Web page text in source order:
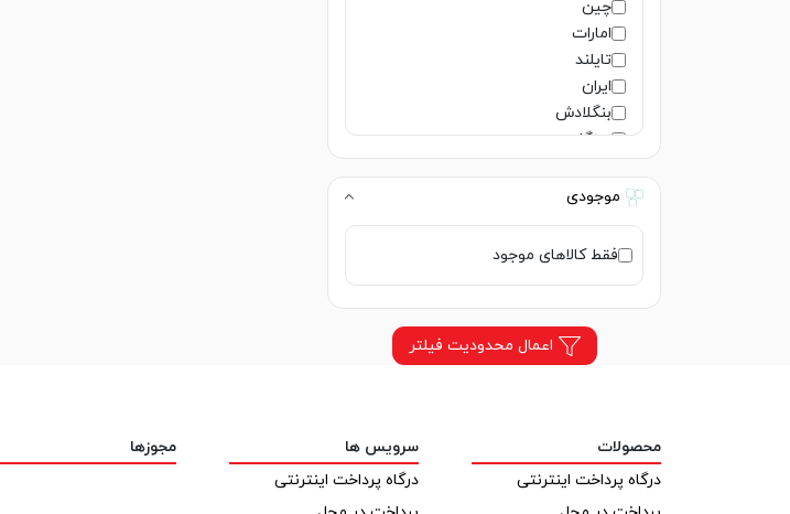
چین
امارات
تایلند
ایران
بنگلادش
سنگاپور
هند
لهستان
ایتالیا
هلند
ویتنام
مصر
موجودی
فقط کالاهای موجود
اعمال محدودیت فیلتر
محصولات
درگاه پرداخت اینترنتی
سرویس ها
درگاه پرداخت اینترنتی
مجوزها